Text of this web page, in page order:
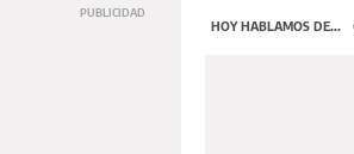
HOY HABLAMOS DE...